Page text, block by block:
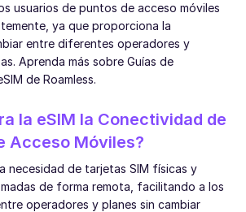
usuarios de puntos de acceso móviles
ya que proporciona la
entre diferentes operadores y
Aprenda más sobre Guías de
de Roamless.
la eSIM la Conectividad de
Acceso Móviles?
necesidad de tarjetas SIM físicas y
de forma remota, facilitando a los
operadores y planes sin cambiar